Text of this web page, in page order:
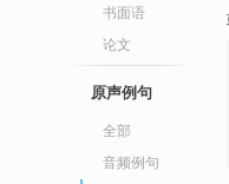
书面语
论文
原声例句
全部
音频例句